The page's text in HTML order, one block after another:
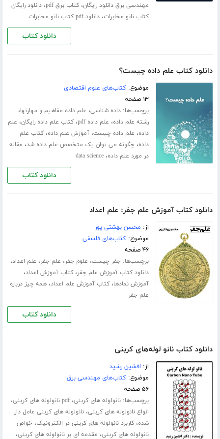
مهندسی برق دانلود رایگان،کتاب برق pdf ،دانلود رایگان
کتاب نانو مخابرات،دانلود pdf کتاب نانو مخابرات
دانلود کتاب
دانلود کتاب علم داده چیست؟
موضوع:کتاب‌های علوم اقتصادی
۱۳ صفحه
برچسب‌ها:داده شناسی، علم داده مفاهیم و مهارتها،
رشته علم داده، علم داده pdf ،کتاب علم داده رایگان، علم
داده، علم داده چیست،آموزش علم داده،کتاب علم
داده، چگونه می توان یک متخصص علم داده شد، مقاله
در مورد علم داده،data science
دانلود کتاب
دانلود کتاب آموزش علم جفر: علم اعداد
از: محسن بهشتی پور
موضوع:کتاب‌های فلسفی
۴۶ صفحه
برچسب‌ها: جفر چیست، علوم جفر، علم جفر، علم اعداد،
دانلود کتاب آموزش علم جفر،کتاب آموزش اعداد،
آموزش نمادها،کتاب آموزش علم اعداد،همه چیز درباره
علم جفر
دانلود کتاب
دانلود کتاب نانو لوله‌های کربنی
از: افشین رشید
موضوع:کتاب‌های مهندسی برق
۵۶ صفحه
برچسب‌ها:نانولوله های کربنی،pdf نانولوله های کربنی ،
انواع نانولوله های کربنی،نانولوله های کربنی عامل دار
شده،کاربرد نانولوله های کربنی در الکترونیک، خواص
نانولوله های کربنی، مقدمه ای بر نانولوله های کربنی،